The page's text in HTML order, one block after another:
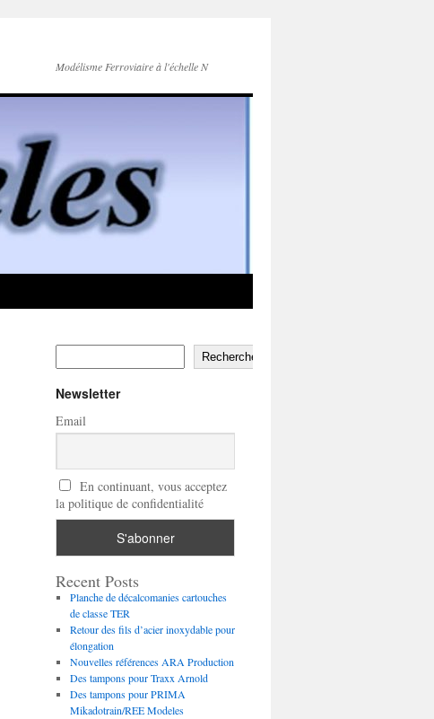
Modélisme Ferroviaire à l'échelle N
Rechercher
Newsletter
Email
En continuant, vous acceptez
la politique de confidentialité
Recent Posts
Planche de décalcomanies cartouches
de classe TER
Retour des fils d’acier inoxydable pour
élongation
Nouvelles références ARA Production
Des tampons pour Traxx Arnold
Des tampons pour PRIMA
Mikadotrain/REE Modeles